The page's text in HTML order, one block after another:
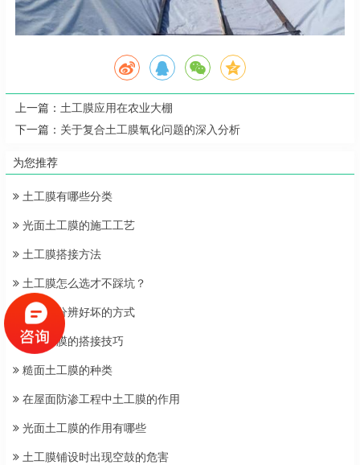
上一篇： 土工膜应用在农业大棚
下一篇： 关于复合土工膜氧化问题的深入分析
为您推荐
土工膜有哪些分类
光面土工膜的施工工艺
土工膜搭接方法
土工膜怎么选才不踩坑？
土工膜分辨好坏的方式
两布一膜的搭接技巧
糙面土工膜的种类
在屋面防渗工程中土工膜的作用
光面土工膜的作用有哪些
土工膜铺设时出现空鼓的危害